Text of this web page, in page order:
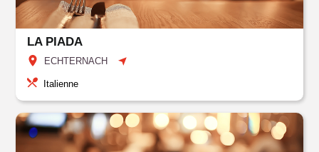
LA PIADA
ECHTERNACH
Italienne